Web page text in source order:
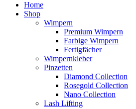
Home
Shop
Wimpern
Premium Wimpern
Farbige Wimpern
Fertigfächer
Wimpernkleber
Pinzetten
Diamond Collection
Rosegold Collection
Nano Collection
Lash Lifting